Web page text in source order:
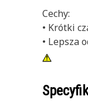
Cechy:
• Krótki
• Lepsza